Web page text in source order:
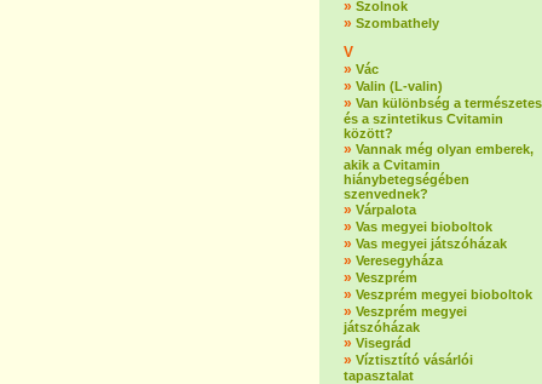
» Szolnok
» Szombathely
V
» Vác
» Valin (L-valin)
» Van különbség a természetes
és a szintetikus Cvitamin
között?
» Vannak még olyan emberek,
akik a Cvitamin
hiánybetegségében
szenvednek?
» Várpalota
» Vas megyei bioboltok
» Vas megyei játszóházak
» Veresegyháza
» Veszprém
» Veszprém megyei bioboltok
» Veszprém megyei
játszóházak
» Visegrád
» Víztisztító vásárlói
tapasztalat